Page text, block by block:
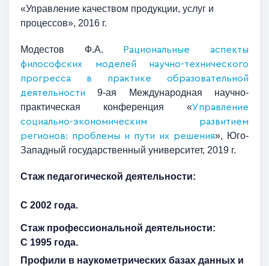
«Управление качеством продукции, услуг и
процессов», 2016 г.
Модестов Ф.А.
Рациональные аспекты
философских моделей научно-технического
прогресса в практике образовательной
деятельности
9-ая Международная научно-
практическая конференция «Управление
социально-экономическим развитием
регионов: проблемы и пути их решения», Юго-
Западный государственный университет, 2019 г.
Стаж педагогической деятельности:
С 2002 года.
Стаж профессиональной деятельности:
С 1995 года.
Профили в наукометрических базах данных и